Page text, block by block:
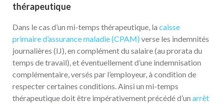
thérapeutique
Dans le cas d’un mi-temps thérapeutique, la caisse
primaire d’assurance maladie (CPAM) verse les indemnités
journalières (IJ), en complément du salaire (au prorata du
temps de travail), et éventuellement d’une indemnisation
complémentaire, versés par l’employeur, à condition de
respecter certaines conditions. Ainsi un mi-temps
thérapeutique doit être impérativement précédé d’un arrêt